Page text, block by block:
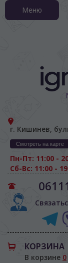
г. Кишинев,
Смотреть на карте
Пн-Пт: 11:00 -
Сб-Вс: 11:00 -
КОРЗИНА
В корзине 0
Меню